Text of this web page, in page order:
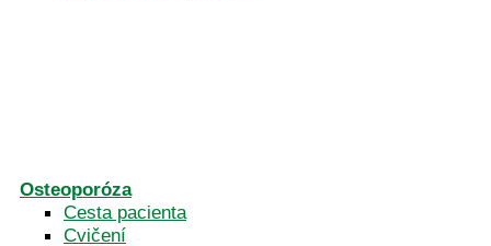
Osteoporóza
Cesta pacienta
Cvičení